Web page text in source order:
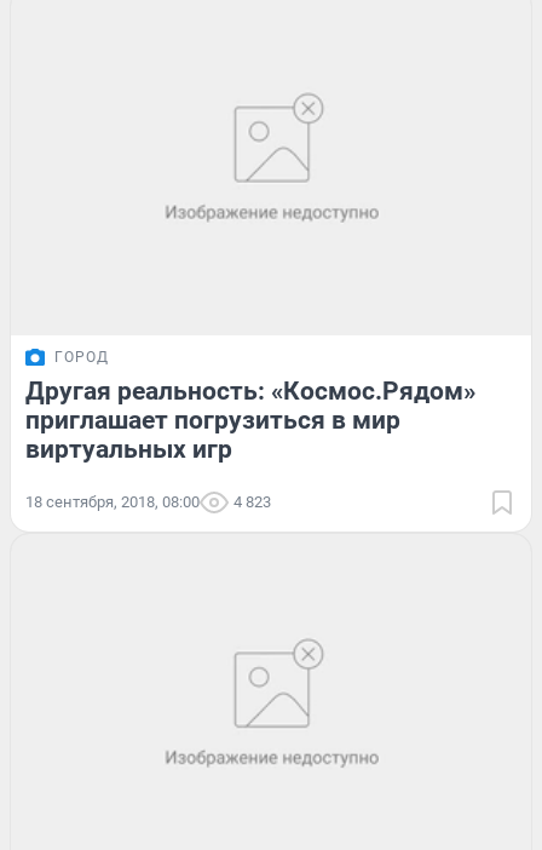
ГОРОД
Другая реальность: «Космос.Рядом»
приглашает погрузиться в мир
виртуальных игр
18 сентября, 2018, 08:00 4 823